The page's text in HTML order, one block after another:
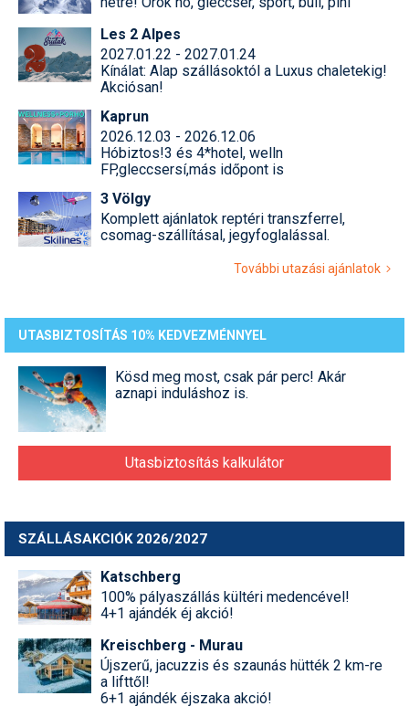
Les 2 Alpes
2027.01.22 - 2027.01.24
Kínálat: Alap szállásoktól a Luxus chaletekig!
Akciósan!
Kaprun
2026.12.03 - 2026.12.06
Hóbiztos!3 és 4*hotel, welln
FP,gleccsersí,más időpont is
3 Völgy
Komplett ajánlatok reptéri transzferrel,
csomag-szállításal, jegyfoglalással.
További utazási ajánlatok
UTASBIZTOSÍTÁS 10% KEDVEZMÉNNYEL
Kösd meg most, csak pár perc! Akár
aznapi induláshoz is.
Utasbiztosítás kalkulátor
SZÁLLÁSAKCIÓK 2026/2027
Katschberg
100% pályaszállás kültéri medencével!
4+1 ajándék éj akció!
Kreischberg - Murau
Újszerű, jacuzzis és szaunás hütték 2 km-re
a lifttől!
6+1 ajándék éjszaka akció!